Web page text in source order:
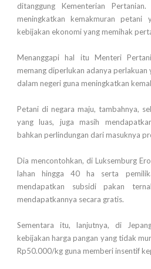
ditanggung Kementerian
meningkatkan kemakmuran petani
kebijakan ekonomi yang memihak
Menanggapi hal itu Menteri
memang diperlukan adanya
dalam negeri guna meningkatkan
Petani di negara maju, tambahnya,
yang luas, juga masih
bahkan perlindungan dari masuknya
Dia mencontohkan, di Luksemburg
lahan hingga 40 ha serta
mendapatkan subsidi pakan
mendapatkannya secara gratis.
Sementara itu, lanjutnya, di
kebijakan harga pangan yang tidak
Rp50.000/kg guna memberi insentif